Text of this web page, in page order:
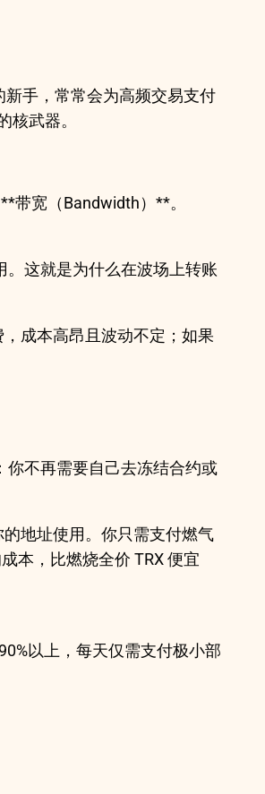
手，常常会为高频交易支付
武器。
带宽（Bandwidth）**。
这就是为什么在波场上转账
成本高昂且波动不定；如果
你不再需要自己去冻结合约或
地址使用。你只需支付燃气
本，比燃烧全价 TRX 便宜
以上，每天仅需支付极小部